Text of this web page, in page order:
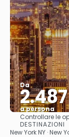
Da
a persona
Controllare le
DESTINAZIONI
New York NY · New